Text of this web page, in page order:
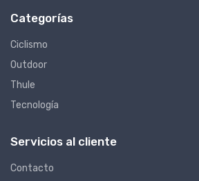
Categorías
Ciclismo
Outdoor
Thule
Tecnología
Servicios al cliente
Contacto